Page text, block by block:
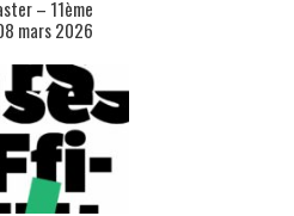
– 11ème
mars 2026